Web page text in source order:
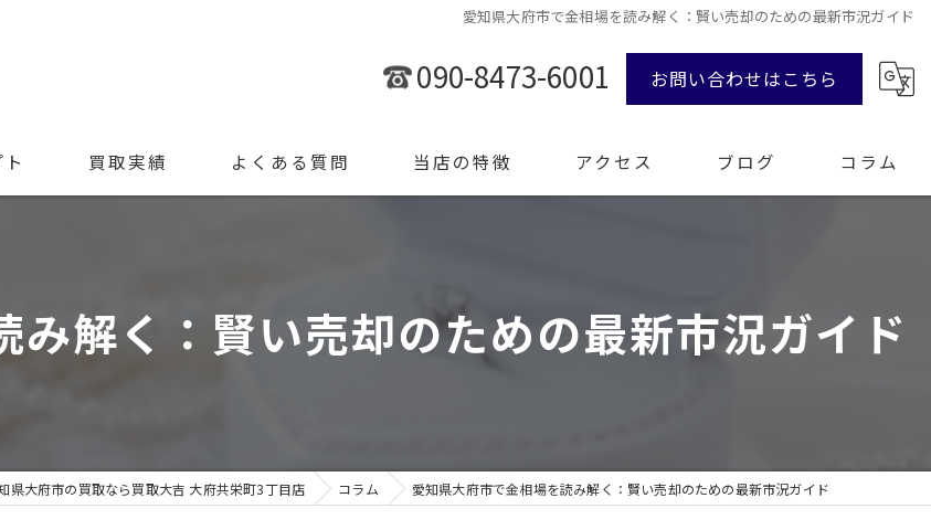
愛知県大府市で金相場を読み解く：賢い売却のための最新市況ガイド
090-8473-6001 お問い合わせはこちら
買取実績 よくある質問 当店の特徴
腕時計
アクセス ブログ コラム
み解く：賢い売却のための最新市況ガイド
県大府市の買取なら買取大吉 大府共栄町3丁目店 コラム 愛知県大府市で金相場を読み解く：賢い売却のための最新市況ガイド